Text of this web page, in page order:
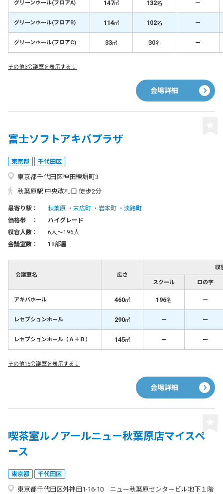
グリーンホール(フロアA) 147㎡ 132名 －
グリーンホール(フロアB) 114㎡ 102名 －
グリーンホール(フロアC) 33㎡ 30名 －
その他3会議室を表示する↓
会場詳細
富士ソフトアキバプラザ
東京都 千代田区
東京都千代田区神田練塀町3
秋葉原駅 中央改札口 徒歩2分
最寄り駅： 秋葉原 末広町 岩本町
淡路町
価格帯 ：
ハイグレード
収容人数：
6人〜196人
会議室数：
18部屋
会議室名 広さ
収
スクール ロの字
アキバホール 460㎡ 196名 －
レセプションホール 290㎡ － －
レセプションホール（Ａ＋Ｂ） 145㎡ － －
その他15会議室を表示する↓
会場詳細
喫茶室ルノアールニュー秋葉原店マイスペ
ース
東京都 千代田区
東京都千代田区外神田1-16-10 ニュー秋葉原センタービル地下１階